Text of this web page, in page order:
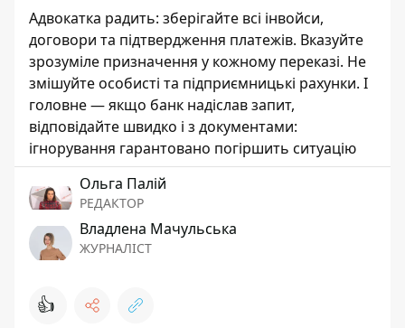
Адвокатка радить: зберігайте всі інвойси,
договори та підтвердження платежів. Вказуйте
зрозуміле призначення у кожному переказі. Не
змішуйте особисті та підприємницькі рахунки. І
головне — якщо банк надіслав запит,
відповідайте швидко і з документами:
ігнорування гарантовано погіршить ситуацію
Ольга Палій
РЕДАКТОР
Владлена Мачульська
ЖУРНАЛІСТ
👍